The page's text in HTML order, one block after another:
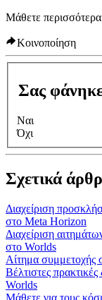
Μάθετε περισσότερα
Κοινοποίηση
Σας
Ναι
Όχι
Σχετικά
Διαχείριση
στο Meta Horizon
Διαχείριση
στο Worlds
Αίτημα συμμετοχής
Βέλτιστες
Worlds
Μάθετε για τους